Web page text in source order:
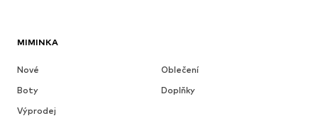
MIMINKA
Nové
Oblečení
Boty
Doplňky
Výprodej